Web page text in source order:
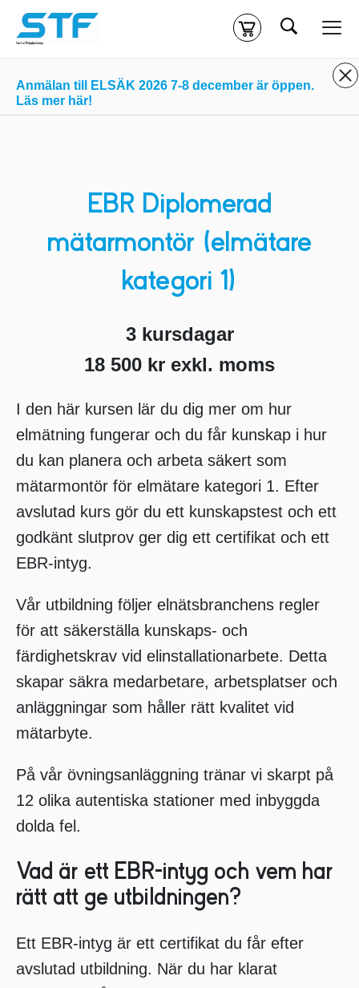
Kassa
Sök
Anmälan till ELSÄK 2026 7-8 december är öppen.
Läs mer här!
EBR Diplomerad
mätarmontör (elmätare
kategori 1)
3 kursdagar
18 500 kr exkl. moms
I den här kursen lär du dig mer om hur
elmätning fungerar och du får kunskap i hur
du kan planera och arbeta säkert som
mätarmontör för elmätare kategori 1. Efter
avslutad kurs gör du ett kunskapstest och ett
godkänt slutprov ger dig ett certifikat och ett
EBR-intyg.
Vår utbildning följer elnätsbranchens regler
för att säkerställa kunskaps- och
färdighetskrav vid elinstallationarbete. Detta
skapar säkra medarbetare, arbetsplatser och
anläggningar som håller rätt kvalitet vid
mätarbyte.
På vår övningsanläggning tränar vi skarpt på
12 olika autentiska stationer med inbyggda
dolda fel.
Vad är ett EBR-intyg och vem har
rätt att ge utbildningen?
Ett EBR-intyg är ett certifikat du får efter
avslutad utbildning. När du har klarat